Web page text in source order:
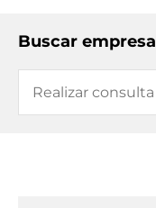
Buscar empresa